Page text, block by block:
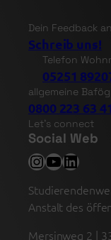
Dein Feedback
Schreib uns!
Telefon
05251
allgemeine
0800 223 63 41
Let’s connect
Social Web
Instagram
YouTube
Anstalt des
Mersinweg 2 |